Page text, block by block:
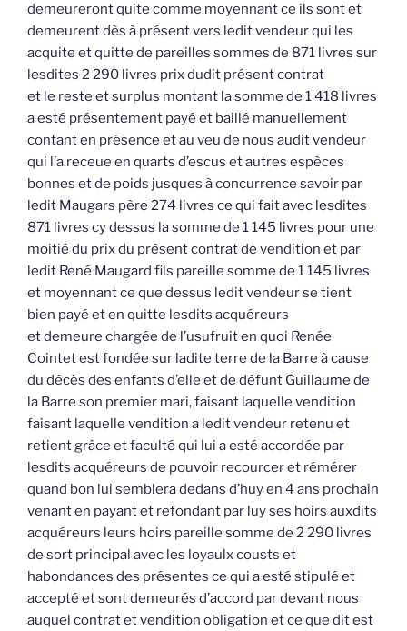
demeureront quite comme moyennant ce ils sont et
demeurent dès à présent vers ledit vendeur qui les
acquite et quitte de pareilles sommes de 871 livres sur
lesdites 2 290 livres prix dudit présent contrat
et le reste et surplus montant la somme de 1 418 livres
a esté présentement payé et baillé manuellement
contant en présence et au veu de nous audit vendeur
qui l’a receue en quarts d’escus et autres espèces
bonnes et de poids jusques à concurrence savoir par
ledit Maugars père 274 livres ce qui fait avec lesdites
871 livres cy dessus la somme de 1 145 livres pour une
moitié du prix du présent contrat de vendition et par
ledit René Maugard fils pareille somme de 1 145 livres
et moyennant ce que dessus ledit vendeur se tient
bien payé et en quitte lesdits acquéreurs
et demeure chargée de l’usufruit en quoi Renée
Cointet est fondée sur ladite terre de la Barre à cause
du décès des enfants d’elle et de défunt Guillaume de
la Barre son premier mari, faisant laquelle vendition
faisant laquelle vendition a ledit vendeur retenu et
retient grâce et faculté qui lui a esté accordée par
lesdits acquéreurs de pouvoir recourcer et rémérer
quand bon lui semblera dedans d’huy en 4 ans prochain
venant en payant et refondant par luy ses hoirs auxdits
acquéreurs leurs hoirs pareille somme de 2 290 livres
de sort principal avec les loyaulx cousts et
habondances des présentes ce qui a esté stipulé et
accepté et sont demeurés d’accord par devant nous
auquel contrat et vendition obligation et ce que dit est